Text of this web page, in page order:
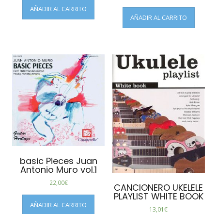
AÑADIR AL CARRITO
AÑADIR AL CARRITO
basic Pieces Juan
Antonio Muro vol.1
22,00€
AÑADIR AL CARRITO
CANCIONERO UKELELE
PLAYLIST WHITE BOOK
13,01€